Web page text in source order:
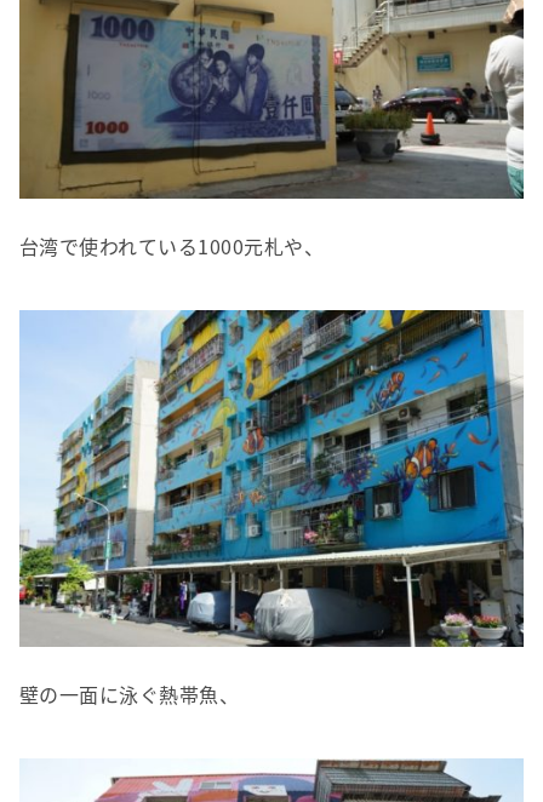
台湾で使われている1000元札や、
壁の一面に泳ぐ熱帯魚、